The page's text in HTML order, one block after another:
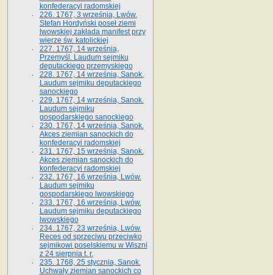
konfederacyi radomskiej
226. 1767, 3 września, Lwów.
Stefan Hordyński poseł ziemi
lwowskiej zakłada manifest przy
wierze św. ka­tolickiej
227. 1767, 14 września,
Przemyśl. Laudum sejmiku
deputackiego przemyskiego
228. 1767, 14 września, Sanok.
Laudum sejmiku deputackiego
sanockiego
229. 1767, 14 września, Sanok.
Laudum sejmiku
gospodarskiego sanockiego
230. 1767, 14 września, Sanok.
Akces ziemian sanockich do
konfederacyi radomskiej
231. 1767, 15 września, Sanok.
Akces ziemian sanockich do
konfederacyi radomskiej
232. 1767, 16 września, Lwów.
Laudum sejmiku
gospodarskiego lwowskiego
233. 1767, 16 września, Lwów.
Laudum sejmiku deputackiego
lwowskiego
234. 1767, 23 września, Lwów.
Reces od sprzeciwu przeciwko
sejmikowi poselskiemu w Wiszni
z 24 sierpnia t. r.
235. 1768, 25 stycznia, Sanok.
Uchwały ziemian sanockich co